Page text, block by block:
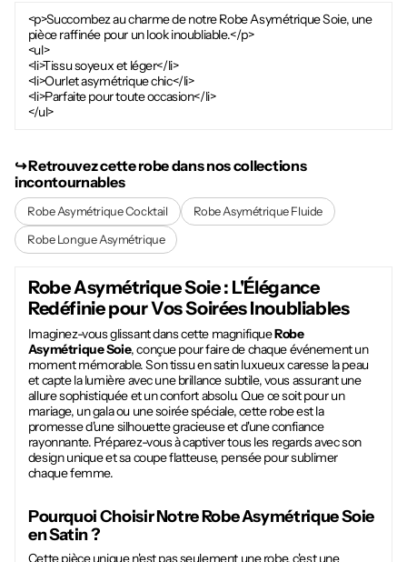
<p>Succombez au charme de notre Robe Asymétrique Soie, une
pièce raffinée pour un look inoubliable.</p>
<ul>
<li>Tissu soyeux et léger</li>
<li>Ourlet asymétrique chic</li>
<li>Parfaite pour toute occasion</li>
</ul>
↪︎ Retrouvez cette robe dans nos collections
incontournables
Robe Asymétrique Cocktail
Robe Asymétrique Fluide
Robe Longue Asymétrique
Robe Asymétrique Soie: L'Élégance
Redéfinie pour Vos Soirées Inoubliables
Imaginez-vous glissant dans cette magnifiqueRobe
Asymétrique Soie, conçue pour faire de chaque événement un
moment mémorable. Son tissu en satin luxueux caresse la peau
et capte la lumière avec une brillance subtile, vous assurant une
allure sophistiquée et un confort absolu. Que ce soit pour un
mariage, un gala ou une soirée spéciale, cette robe est la
promesse d'une silhouette gracieuse et d'une confiance
rayonnante. Préparez-vous à captiver tous les regards avec son
design unique et sa coupe flatteuse, pensée pour sublimer
chaque femme.
Pourquoi Choisir NotreRobe Asymétrique Soie
en Satin ?
Cette pièce unique n'est pas seulement une robe, c'est une